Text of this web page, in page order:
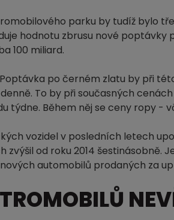
parku by tudíž bylo
hodnotu zbrusu nové poptávky
100 miliard.
po černém zlatu by při
To by při současných
týdne. Během něj se ceny ropy
vozidel v posledních letech
od roku 2014 šestinásobně.
automobilů prodaných za